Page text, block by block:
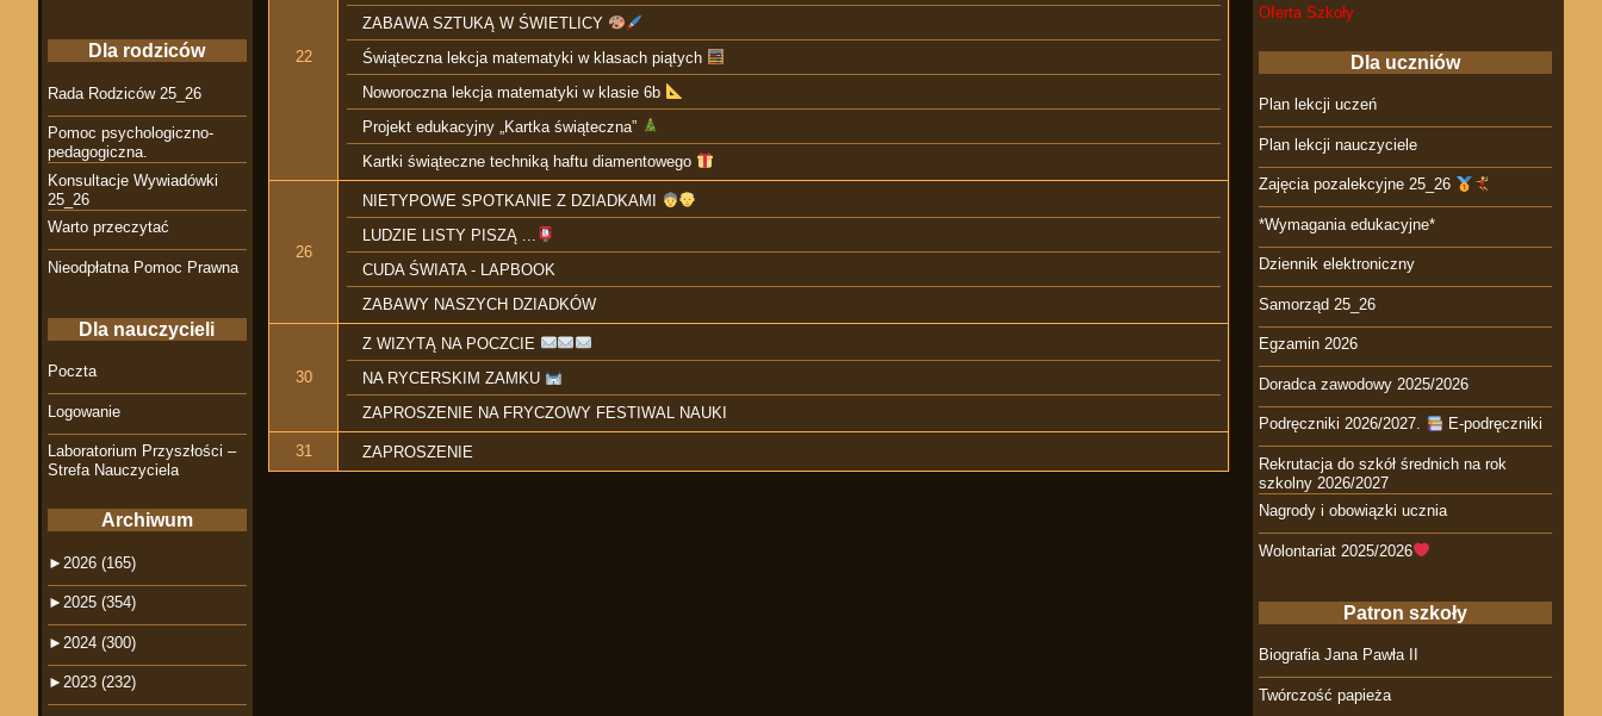
22
ZABAWA SZTUKĄ W ŚWIETLICY
Świąteczna lekcja matematyki w klasach piątych
Noworoczna lekcja matematyki w klasie 6b
Projekt edukacyjny „Kartka świąteczna”
Kartki świąteczne techniką haftu diamentowego
26
NIETYPOWE SPOTKANIE Z DZIADKAMI
LUDZIE LISTY PISZĄ ...
CUDA ŚWIATA - LAPBOOK
ZABAWY NASZYCH DZIADKÓW
30
Z WIZYTĄ NA POCZCIE
NA RYCERSKIM ZAMKU
ZAPROSZENIE NA FRYCZOWY FESTIWAL NAUKI
31 ZAPROSZENIE
Oferta Szkoły
Dla uczniów
Plan lekcji uczeń
Plan lekcji nauczyciele
Zajęcia pozalekcyjne 25_26
*Wymagania edukacyjne*
Dziennik elektroniczny
Samorząd 25_26
Egzamin 2026
Doradca zawodowy 2025/2026
Podręczniki 2026/2027. E-podręczniki
Rekrutacja do szkół średnich na rok
szkolny 2026/2027
Nagrody i obowiązki ucznia
Wolontariat 2025/2026
Patron szkoły
Biografia Jana Pawła II
Twórczość papieża
Dla rodziców
Rada Rodziców 25_26
Pomoc psychologiczno-
pedagogiczna.
Konsultacje Wywiadówki
25_26
Warto przeczytać
Nieodpłatna Pomoc Prawna
Dla nauczycieli
Poczta
Logowanie
Laboratorium Przyszłości –
Strefa Nauczyciela
Archiwum
► 2026 (165)
► 2025 (354)
► 2024 (300)
► 2023 (232)